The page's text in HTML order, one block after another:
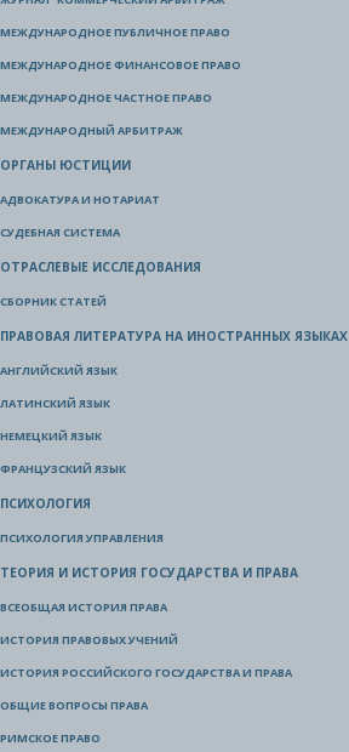
МЕЖДУНАРОДНОЕ ПУБЛИЧНОЕ ПРАВО
МЕЖДУНАРОДНОЕ ФИНАНСОВОЕ ПРАВО
МЕЖДУНАРОДНОЕ ЧАСТНОЕ ПРАВО
МЕЖДУНАРОДНЫЙ АРБИТРАЖ
ОРГАНЫ ЮСТИЦИИ
АДВОКАТУРА И НОТАРИАТ
СУДЕБНАЯ СИСТЕМА
ОТРАСЛЕВЫЕ ИССЛЕДОВАНИЯ
СБОРНИК СТАТЕЙ
ПРАВОВАЯ ЛИТЕРАТУРА НА ИНОСТРАННЫХ ЯЗЫКАХ
АНГЛИЙСКИЙ ЯЗЫК
ЛАТИНСКИЙ ЯЗЫК
НЕМЕЦКИЙ ЯЗЫК
ФРАНЦУЗСКИЙ ЯЗЫК
ПСИХОЛОГИЯ
ПСИХОЛОГИЯ УПРАВЛЕНИЯ
ТЕОРИЯ И ИСТОРИЯ ГОСУДАРСТВА И ПРАВА
ВСЕОБЩАЯ ИСТОРИЯ ПРАВА
ИСТОРИЯ ПРАВОВЫХ УЧЕНИЙ
ИСТОРИЯ РОССИЙСКОГО ГОСУДАРСТВА И ПРАВА
ОБЩИЕ ВОПРОСЫ ПРАВА
РИМСКОЕ ПРАВО